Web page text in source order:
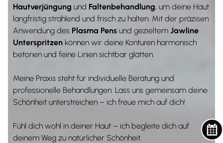
Hautverjüngung und Faltenbehandlung, um deine Haut
langfristig strahlend und frisch zu halten. Mit der präzisen
Anwendung des Plasma Pens und gezieltem Jawline
Unterspritzen können wir deine Konturen harmonisch
betonen und feine Linien sichtbar glätten.
Meine Praxis steht für individuelle Beratung und
professionelle Behandlungen. Lass uns gemeinsam deine
Schönheit unterstreichen – ich freue mich auf dich!
Fühl dich wohl in deiner Haut – ich begleite dich auf
deinem Weg zu natürlicher Schönheit.